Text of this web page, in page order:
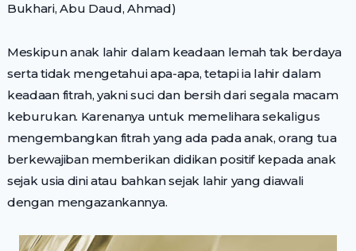
Bukhari, Abu Daud, Ahmad)
Meskipun anak lahir dalam keadaan lemah tak berdaya
serta tidak mengetahui apa-apa, tetapi ia lahir dalam
keadaan fitrah, yakni suci dan bersih dari segala macam
keburukan. Karenanya untuk memelihara sekaligus
mengembangkan fitrah yang ada pada anak, orang tua
berkewajiban memberikan didikan positif kepada anak
sejak usia dini atau bahkan sejak lahir yang diawali
dengan mengazankannya.